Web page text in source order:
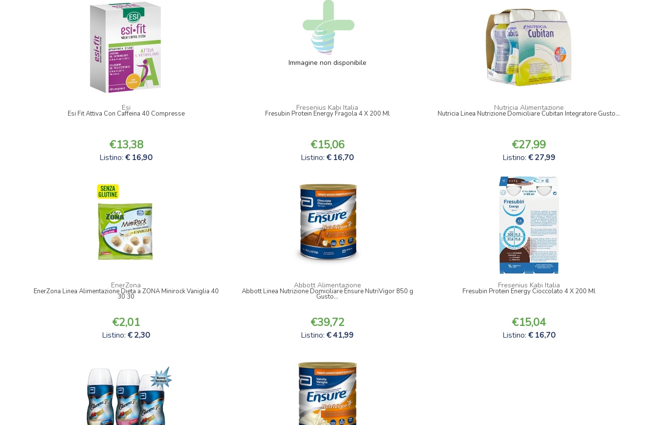
Esi
Esi Fit Attiva Con Caffeina 40 Compresse
13,38
Listino:16,90
Immagine non disponibile
Fresenius Kabi Italia
Fresubin Protein Energy Fragola 4 X 200 Ml
15,06
Listino:16,70
Nutricia Alimentazione
Nutricia Linea Nutrizione Domiciliare Cubitan Integratore Gusto...
27,99
Listino: 27,99
EnerZona
EnerZona Linea Alimentazione Dieta a ZONA Minirock Vaniglia 40
30 30
2,01
Listino:2,30
Abbott Alimentazione
Abbott Linea Nutrizione Domiciliare Ensure NutriVigor 850 g
Gusto...
39,72
Listino:41,99
Fresenius Kabi Italia
Fresubin Protein Energy Cioccolato 4 X 200 Ml
15,04
Listino: 16,70